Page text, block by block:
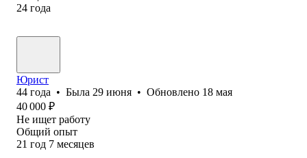
24 года
Юрист
44 года • Была 29 июня • Обновлено 18 мая
40 000 ₽
Не ищет работу
Общий опыт
21 год 7 месяцев